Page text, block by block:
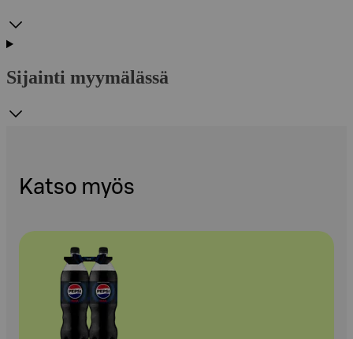
Sijainti myymälässä
Katso myös